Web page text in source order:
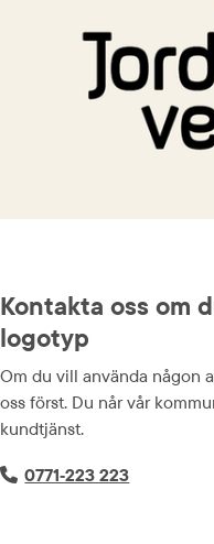
Kontakta oss om
logotyp
Om du vill använda någon
oss först. Du når vår
kundtjänst.
Telefonnummer:
0771‑223 223